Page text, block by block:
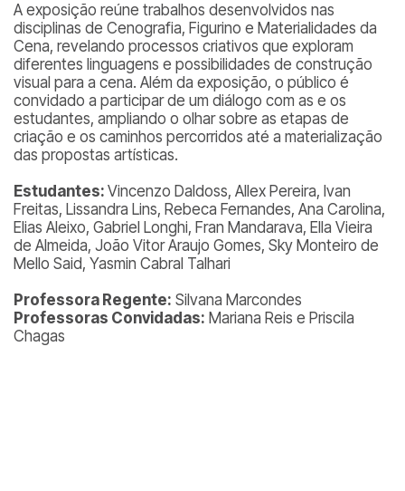
A exposição reúne trabalhos desenvolvidos nas
disciplinas de Cenografia, Figurino e Materialidades da
Cena, revelando processos criativos que exploram
diferentes linguagens e possibilidades de construção
visual para a cena. Além da exposição, o público é
convidado a participar de um diálogo com as e os
estudantes, ampliando o olhar sobre as etapas de
criação e os caminhos percorridos até a materialização
das propostas artísticas.
Estudantes: Vincenzo Daldoss, Allex Pereira, Ivan
Freitas, Lissandra Lins, Rebeca Fernandes, Ana Carolina,
Elias Aleixo, Gabriel Longhi, Fran Mandarava, Ella Vieira
de Almeida, João Vitor Araujo Gomes, Sky Monteiro de
Mello Said, Yasmin Cabral Talhari
Professora Regente: Silvana Marcondes
Professoras Convidadas: Mariana Reis e Priscila
Chagas